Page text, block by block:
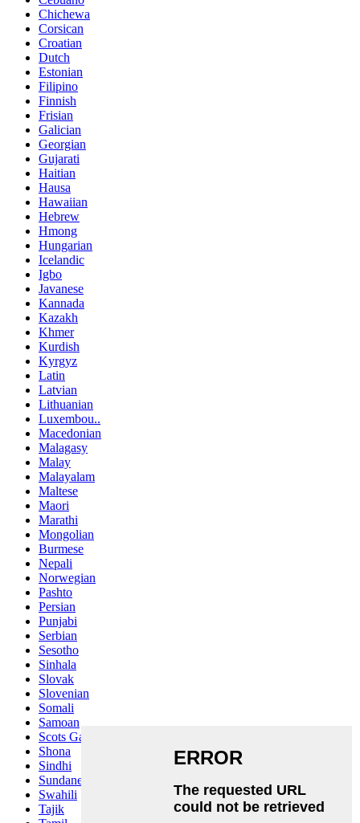
Chichewa
Corsican
Croatian
Dutch
Estonian
Filipino
Finnish
Frisian
Galician
Georgian
Gujarati
Haitian
Hausa
Hawaiian
Hebrew
Hmong
Hungarian
Icelandic
Igbo
Javanese
Kannada
Kazakh
Khmer
Kurdish
Kyrgyz
Latin
Latvian
Lithuanian
Luxembou..
Macedonian
Malagasy
Malay
Malayalam
Maltese
Maori
Marathi
Mongolian
Burmese
Nepali
Norwegian
Pashto
Persian
Punjabi
Serbian
Sesotho
Sinhala
Slovak
Slovenian
Somali
Samoan
Scots Gaelic
Shona
Sindhi
Sundanese
Swahili
Tajik